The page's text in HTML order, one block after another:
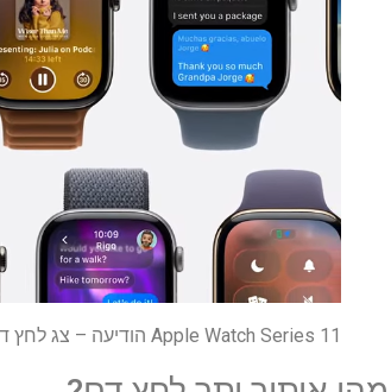
Apple Watch Series 11 הודיעה – צג לחץ דם, ציון שינה ו (סוף סוף) 24 שעות חיי סוללה